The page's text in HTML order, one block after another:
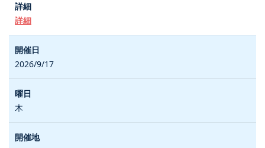
詳細
2026/9/17
木